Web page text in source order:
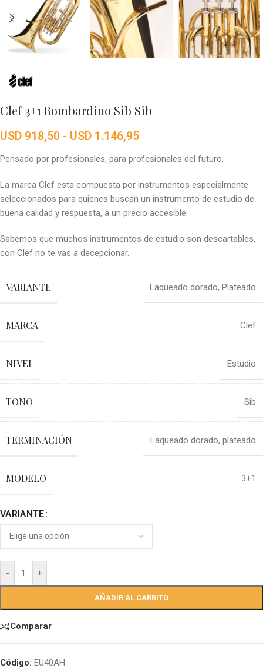
Clef 3+1 Bombardino Sib Sib
USD 918,50 - USD 1.146,95
Pensado por profesionales, para profesionales del futuro.
La marca Clef esta compuesta por instrumentos especialmente
seleccionados para quienes buscan un instrumento de estudio de
buena calidad y respuesta, a un precio accesible.
Sabemos que muchos instrumentos de estudio son descartables,
con Clef no te vas a decepcionar.
VARIANTE Laqueado dorado, Plateado
MARCA Clef
NIVEL Estudio
TONO Sib
TERMINACIÓN Laqueado dorado, plateado
MODELO 3+1
VARIANTE
- +
AÑADIR AL CARRITO
Comparar
Código: EU40AH